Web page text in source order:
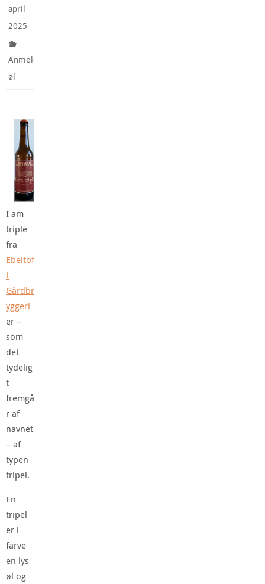
april
2025
Anmeldte
øl
I am
triple
fra
Ebeltof
t
Gårdbr
yggeri
er –
som
det
tydelig
t
fremgå
r af
navnet
– af
typen
tripel.
En
tripel
er i
farve
en lys
øl og